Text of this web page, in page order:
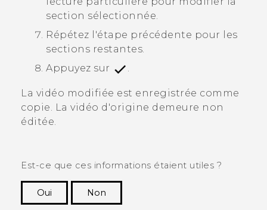
section sélectionnée.
Répétez l'étape précédente pour les
sections restantes.
Appuyez sur
.
La vidéo modifiée est enregistrée comme
copie. La vidéo d'origine demeure non
éditée.
Est-ce que ces informations étaient utiles ?
Oui
Non